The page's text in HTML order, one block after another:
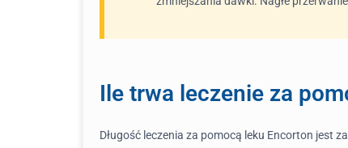
Ile trwa leczenie za
Długość leczenia za pomocą leku Encorton jest